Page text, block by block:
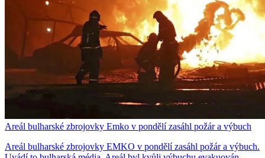
Areál bulharské zbrojovky Emko v pondělí zasáhl požár a výbuch
Areál bulharské zbrojovky EMKO v pondělí zasáhl požár a výbuch.